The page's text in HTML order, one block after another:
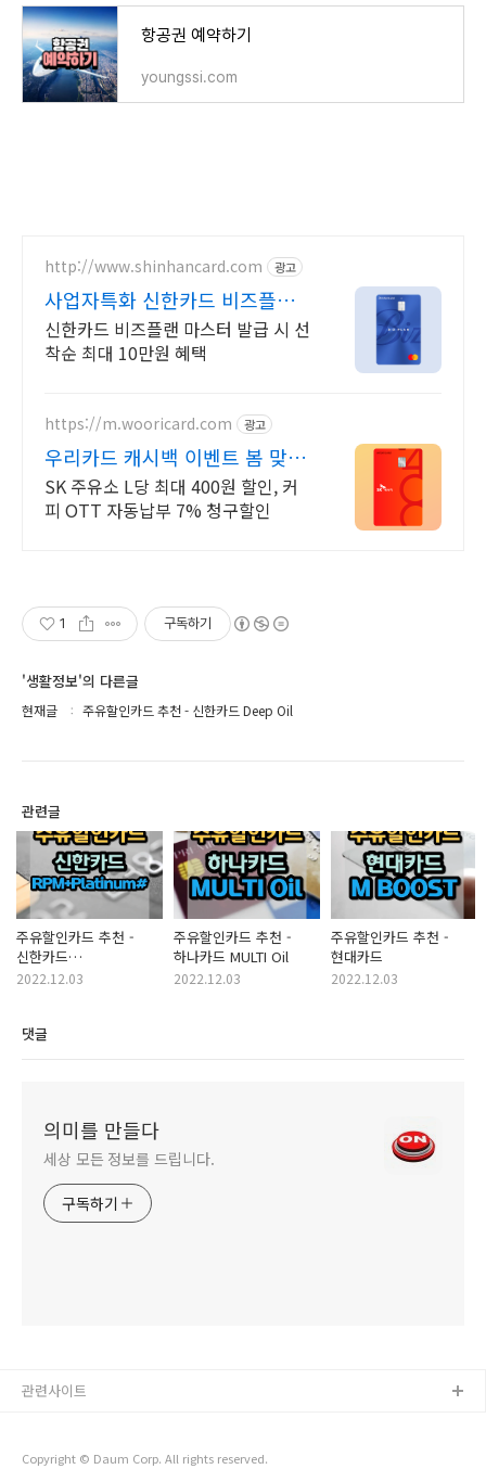
항공권 예약하기
youngssi.com
http://www.shinhancard.com 광고
사업자특화 신한카드 비즈플랜
개인사업자 특화 적립카드
신한카드 비즈플랜 마스터 발급 시 선
착순 최대 10만원 혜택
https://m.wooricard.com 광고
우리카드 캐시백 이벤트 봄 맞이
캐시백 이벤트
SK 주유소 L당 최대 400원 할인, 커
피 OTT 자동납부 7% 청구할인
1 구독하기
'생활정보'의 다른글
현재글 주유할인카드 추천 - 신한카드 Deep Oil
관련글
주유할인카드 추천 -
신한카드
RPM+Platinum#
2022.12.03
주유할인카드 추천 -
하나카드 MULTI Oil
2022.12.03
주유할인카드 추천 -
현대카드
2022.12.03
댓글
의미를 만들다
세상 모든 정보를 드립니다.
구독하기
Copyright © Daum Corp. All rights reserved.
관련사이트